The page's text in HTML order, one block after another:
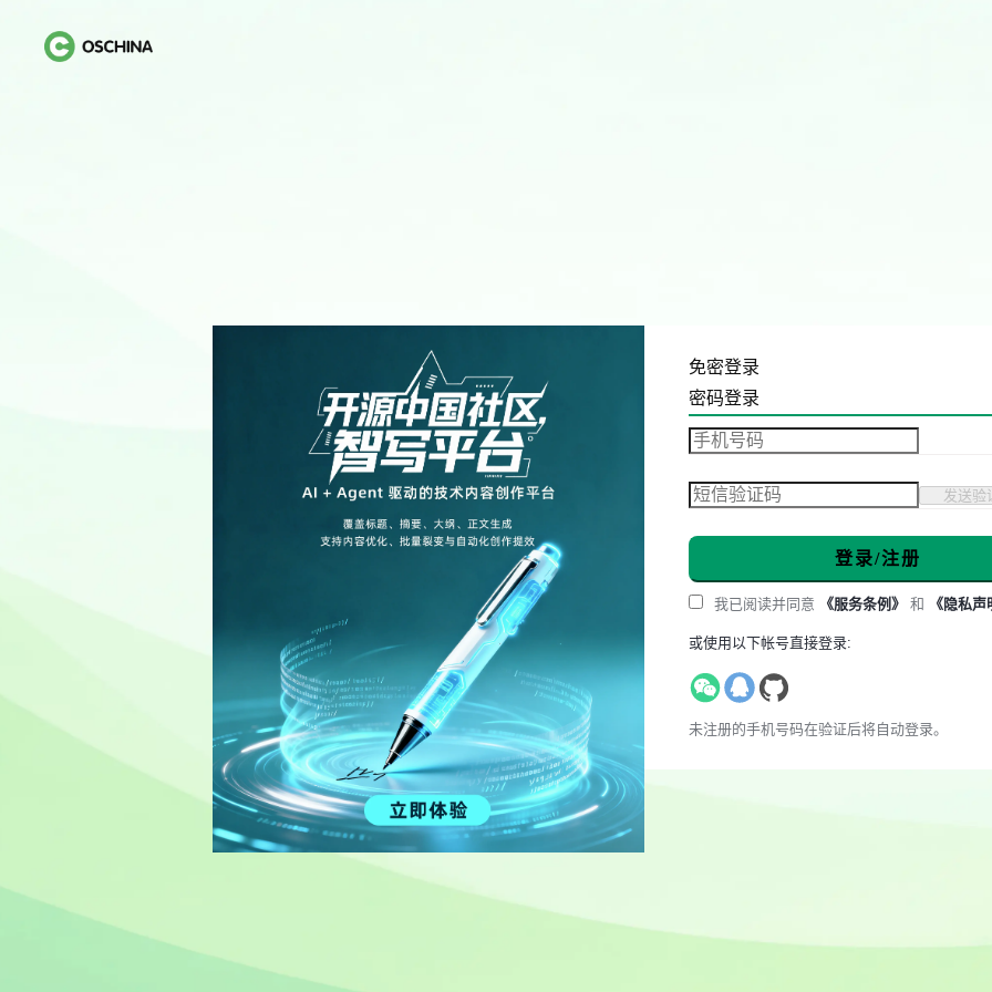
免密登录
密码登录
发送验
登录/注册
我已阅读并同意 《服务条例》 和 《隐私声
或使用以下帐号直接登录:
未注册的手机号码在验证后将自动登录。